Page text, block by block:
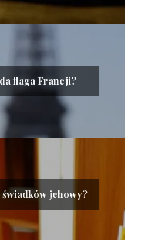
flaga Francji?
świadków jehowy?